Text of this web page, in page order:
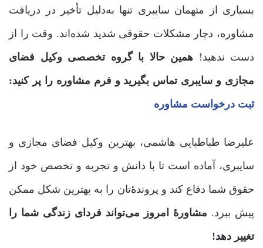
بسیاری از متهمان سایبری تنها به‌دلیل تأخیر در دریافت
مشاوره، دچار مشکلات حقوقی شدید شده‌اند. وقت را از
دست ندهید! همین حالا با گروه تخصصی وکیل فضای
مجازی و سایبری تماس بگیرید و فرم مشاوره را پر کنید:
ثبت درخواست مشاوره
علیرضا طباطبایی هاشمی، بهترین وکیل فضای مجازی و
سایبری، آماده است تا با دانش و تجربه و تخصص خود از
حقوق شما دفاع کند و پروندۀتان را به بهترین شکل ممکن
پیش ببرد. مشاورۀ امروز می‌تواند فردای زندگی شما را
تغییر دهد!